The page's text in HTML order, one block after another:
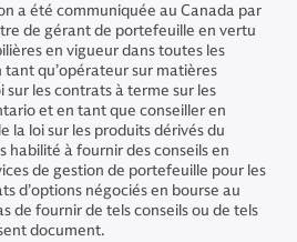
a été communiquée au Canada par
de gérant de portefeuille en vertu
en vigueur dans toutes les
qu’opérateur sur matières
sur les contrats à terme sur les
et en tant que conseiller en
la loi sur les produits dérivés du
habilité à fournir des conseils en
de gestion de portefeuille pour les
d’options négociés en bourse au
de fournir de tels conseils ou de tels
document.